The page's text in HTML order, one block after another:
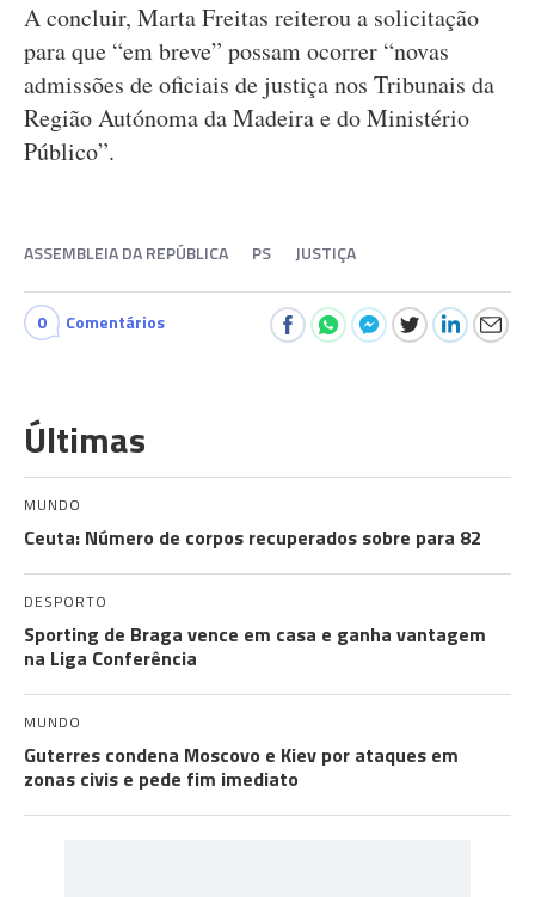
A concluir, Marta Freitas reiterou a solicitação
para que “em breve” possam ocorrer “novas
admissões de oficiais de justiça nos Tribunais da
Região Autónoma da Madeira e do Ministério
Público”.
ASSEMBLEIA DA REPÚBLICA PS JUSTIÇA
0 Comentários
Últimas
MUNDO
Ceuta: Número de corpos recuperados sobre para 82
DESPORTO
Sporting de Braga vence em casa e ganha vantagem
na Liga Conferência
MUNDO
Guterres condena Moscovo e Kiev por ataques em
zonas civis e pede fim imediato